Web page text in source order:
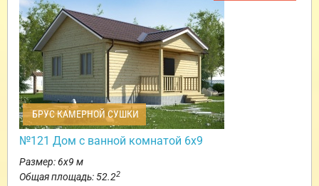
БРУС КАМЕРНОЙ СУШКИ
№121 Дом с ванной комнатой 6х9
Размер: 6х9 м
Общая площадь: 52.22